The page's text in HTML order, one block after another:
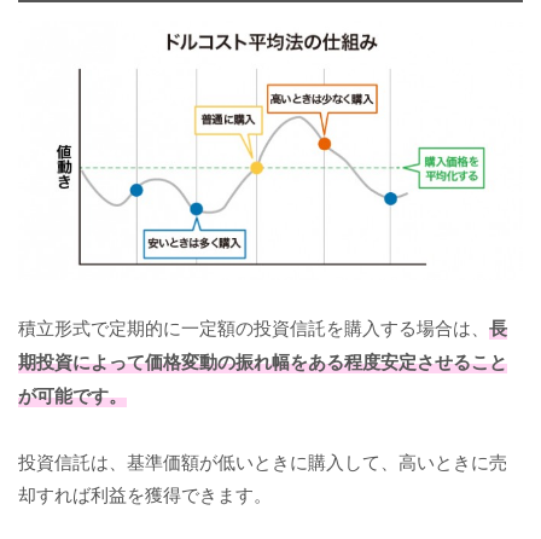
積立形式で定期的に一定額の投資信託を購入する場合は、 長
期投資によって価格変動の振れ幅をある程度安定させること
が可能です。
投資信託は、基準価額が低いときに購入して、高いときに売
却すれば利益を獲得できます。